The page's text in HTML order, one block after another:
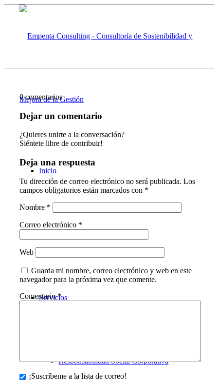
Inicio
Servicios
Responsabilidad Social Corporativa
0 comentarios
Dejar un comentario
¿Quieres unirte a la conversación?
Siéntete libre de contribuir!
Deja una respuesta
Tu dirección de correo electrónico no será publicada. Los
campos obligatorios están marcados con *
Nombre *
Correo electrónico *
Web
Guarda mi nombre, correo electrónico y web en este
navegador para la próxima vez que comente.
Comentario*
¡Suscríbeme a la lista de correo!